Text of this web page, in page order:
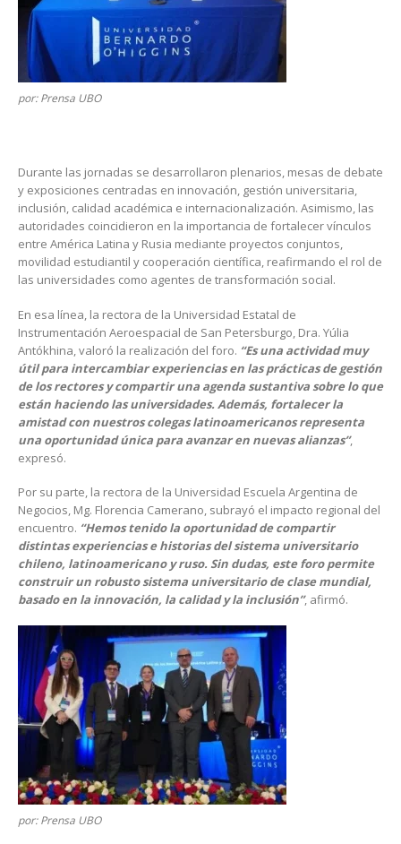
por: Prensa UBO
Durante las jornadas se desarrollaron plenarios, mesas de debate
y exposiciones centradas en innovación, gestión universitaria,
inclusión, calidad académica e internacionalización. Asimismo, las
autoridades coincidieron en la importancia de fortalecer vínculos
entre América Latina y Rusia mediante proyectos conjuntos,
movilidad estudiantil y cooperación científica, reafirmando el rol de
las universidades como agentes de transformación social.
En esa línea, la rectora de la Universidad Estatal de
Instrumentación Aeroespacial de San Petersburgo, Dra. Yúlia
Antókhina, valoró la realización del foro. “Es una actividad muy
útil para intercambiar experiencias en las prácticas de gestión
de los rectores y compartir una agenda sustantiva sobre lo que
están haciendo las universidades. Además, fortalecer la
amistad con nuestros colegas latinoamericanos representa
una oportunidad única para avanzar en nuevas alianzas”,
expresó.
Por su parte, la rectora de la Universidad Escuela Argentina de
Negocios, Mg. Florencia Camerano, subrayó el impacto regional del
encuentro. “Hemos tenido la oportunidad de compartir
distintas experiencias e historias del sistema universitario
chileno, latinoamericano y ruso. Sin dudas, este foro permite
construir un robusto sistema universitario de clase mundial,
basado en la innovación, la calidad y la inclusión”, afirmó.
por: Prensa UBO